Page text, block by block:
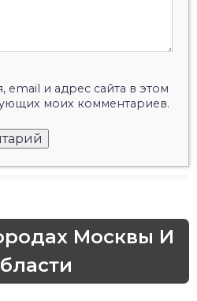
email и адрес сайта в этом
моих комментариев.
Москвы И